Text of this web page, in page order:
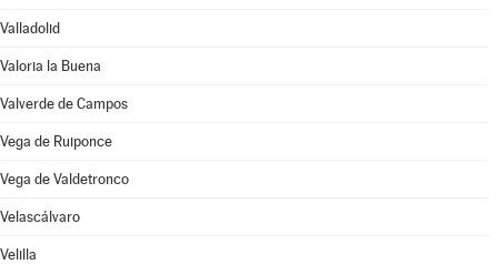
Valladolid
Valoria la Buena
Valverde de Campos
Vega de Ruiponce
Vega de Valdetronco
Velascálvaro
Velilla